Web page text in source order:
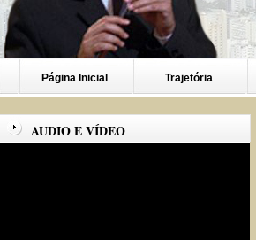
Página Inicial Trajetória
AUDIO E VÍDEO